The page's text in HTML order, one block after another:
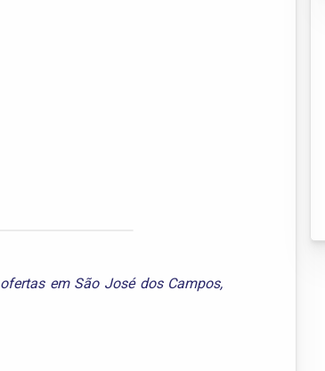
ofertas em São José dos Campos,